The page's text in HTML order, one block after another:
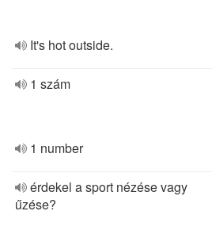
It's hot outside.
1 szám
1 number
érdekel a sport nézése vagy
űzése?